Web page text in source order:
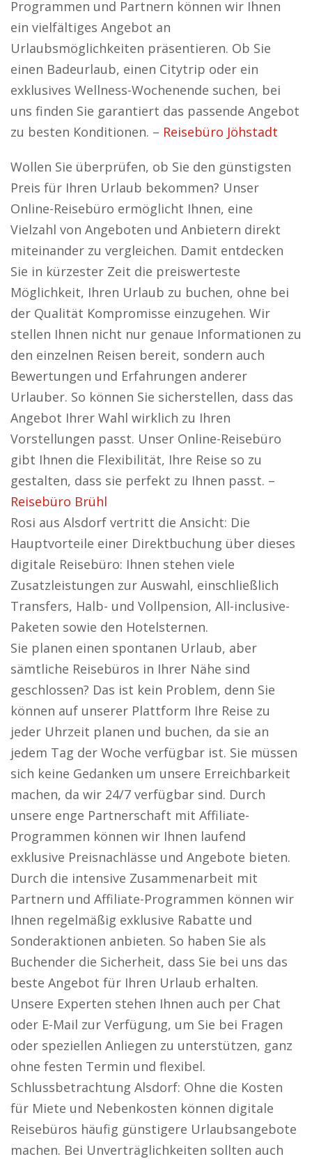
Programmen und Partnern können wir Ihnen
ein vielfältiges Angebot an
Urlaubsmöglichkeiten präsentieren. Ob Sie
einen Badeurlaub, einen Citytrip oder ein
exklusives Wellness-Wochenende suchen, bei
uns finden Sie garantiert das passende Angebot
zu besten Konditionen. – Reisebüro Jöhstadt
Wollen Sie überprüfen, ob Sie den günstigsten
Preis für Ihren Urlaub bekommen? Unser
Online-Reisebüro ermöglicht Ihnen, eine
Vielzahl von Angeboten und Anbietern direkt
miteinander zu vergleichen. Damit entdecken
Sie in kürzester Zeit die preiswerteste
Möglichkeit, Ihren Urlaub zu buchen, ohne bei
der Qualität Kompromisse einzugehen. Wir
stellen Ihnen nicht nur genaue Informationen zu
den einzelnen Reisen bereit, sondern auch
Bewertungen und Erfahrungen anderer
Urlauber. So können Sie sicherstellen, dass das
Angebot Ihrer Wahl wirklich zu Ihren
Vorstellungen passt. Unser Online-Reisebüro
gibt Ihnen die Flexibilität, Ihre Reise so zu
gestalten, dass sie perfekt zu Ihnen passt. –
Reisebüro Brühl
Rosi aus Alsdorf vertritt die Ansicht: Die
Hauptvorteile einer Direktbuchung über dieses
digitale Reisebüro: Ihnen stehen viele
Zusatzleistungen zur Auswahl, einschließlich
Transfers, Halb- und Vollpension, All-inclusive-
Paketen sowie den Hotelsternen.
Sie planen einen spontanen Urlaub, aber
sämtliche Reisebüros in Ihrer Nähe sind
geschlossen? Das ist kein Problem, denn Sie
können auf unserer Plattform Ihre Reise zu
jeder Uhrzeit planen und buchen, da sie an
jedem Tag der Woche verfügbar ist. Sie müssen
sich keine Gedanken um unsere Erreichbarkeit
machen, da wir 24/7 verfügbar sind. Durch
unsere enge Partnerschaft mit Affiliate-
Programmen können wir Ihnen laufend
exklusive Preisnachlässe und Angebote bieten.
Durch die intensive Zusammenarbeit mit
Partnern und Affiliate-Programmen können wir
Ihnen regelmäßig exklusive Rabatte und
Sonderaktionen anbieten. So haben Sie als
Buchender die Sicherheit, dass Sie bei uns das
beste Angebot für Ihren Urlaub erhalten.
Unsere Experten stehen Ihnen auch per Chat
oder E-Mail zur Verfügung, um Sie bei Fragen
oder speziellen Anliegen zu unterstützen, ganz
ohne festen Termin und flexibel.
Schlussbetrachtung Alsdorf: Ohne die Kosten
für Miete und Nebenkosten können digitale
Reisebüros häufig günstigere Urlaubsangebote
machen. Bei Unverträglichkeiten sollten auch